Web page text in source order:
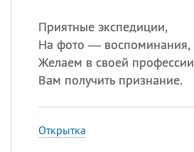
Приятные экспедиции,
На фото — воспоминания,
Желаем в своей профессии
Вам получить признание.
Открытка